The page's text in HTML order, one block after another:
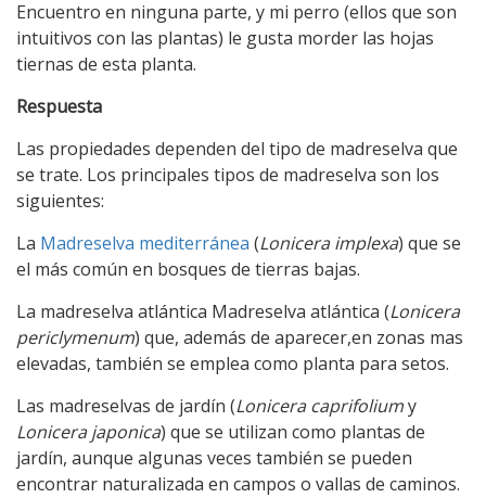
Encuentro en ninguna parte, y mi perro (ellos que son
intuitivos con las plantas) le gusta morder las hojas
tiernas de esta planta.
Respuesta
Las propiedades dependen del tipo de madreselva que
se trate. Los principales tipos de madreselva son los
siguientes:
La Madreselva mediterránea (Lonicera implexa) que se
el más común en bosques de tierras bajas.
La madreselva atlántica Madreselva atlántica (Lonicera
periclymenum) que, además de aparecer,en zonas mas
elevadas, también se emplea como planta para setos.
Las madreselvas de jardín (Lonicera caprifoliumy
Lonicera japonica) que se utilizan como plantas de
jardín, aunque algunas veces también se pueden
encontrar naturalizada en campos o vallas de caminos.